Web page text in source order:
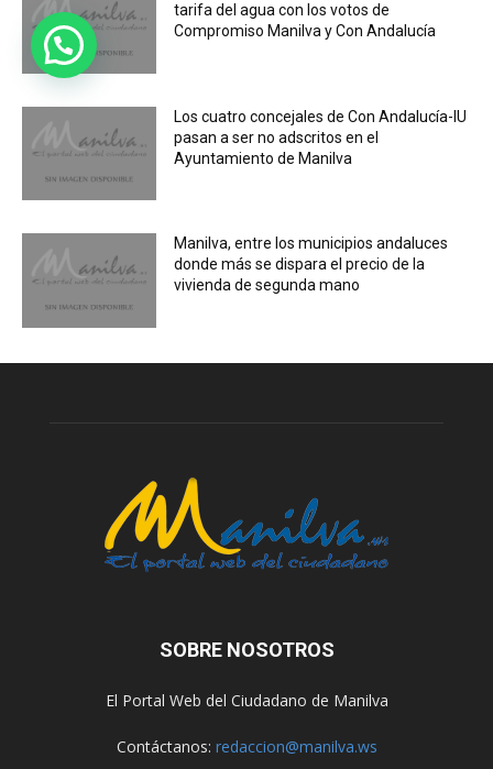
tarifa del agua con los votos de
Compromiso Manilva y Con Andalucía
Los cuatro concejales de Con Andalucía-IU
pasan a ser no adscritos en el
Ayuntamiento de Manilva
Manilva, entre los municipios andaluces
donde más se dispara el precio de la
vivienda de segunda mano
SOBRE NOSOTROS
El Portal Web del Ciudadano de Manilva
Contáctanos: redaccion@manilva.ws